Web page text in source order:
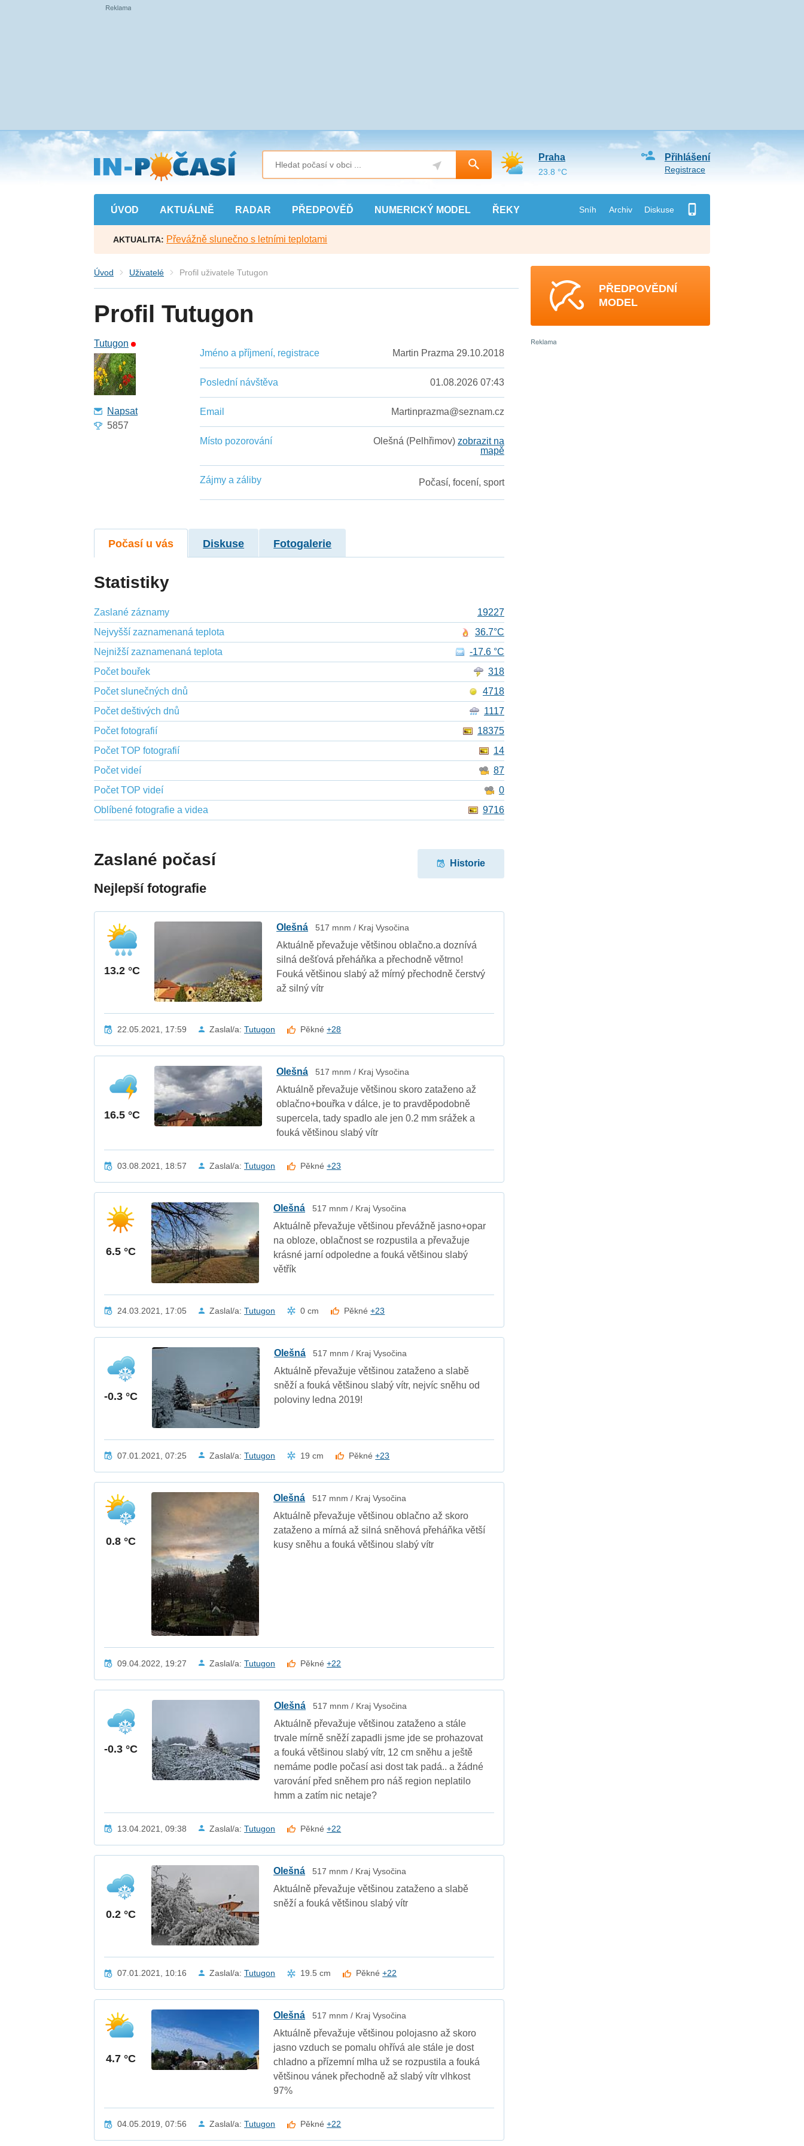
Přejít
na
hlavní
obsah
ÚVOD AKTUÁLNĚ RADAR PŘEDPOVĚĎ NUMERICKÝ MODEL ŘEKY Sníh Archiv Diskuse
Přihlášení
Registrace
Praha
23.8 °C
AKTUALITA: Převážně slunečno s letními teplotami
Úvod Uživatelé Profil uživatele Tutugon
Profil Tutugon
Tutugon
Napsat
5857
Jméno a příjmení, registrace Martin Prazma 29.10.2018
Poslední návštěva 01.08.2026 07:43
Email Martinprazma@seznam.cz
Místo pozorování Olešná (Pelhřimov) zobrazit na
mapě
Zájmy a záliby Počasí, focení, sport
Počasí u vás Diskuse Fotogalerie
Statistiky
Zaslané záznamy
19227
Nejvyšší zaznamenaná teplota
36.7°C
Nejnižší zaznamenaná teplota
-17.6 °C
Počet bouřek
318
Počet slunečných dnů
4718
Počet deštivých dnů
1117
Počet fotografií
18375
Počet TOP fotografií
14
Počet videí
87
Počet TOP videí
0
Oblíbené fotografie a videa
9716
Zaslané počasí
Nejlepší fotografie
Historie
13.2 °C
Olešná 517 mnm / Kraj Vysočina
Aktuálně převažuje většinou oblačno.a doznívá
silná dešťová přeháňka a přechodně větrno!
Fouká většinou slabý až mírný přechodně čerstvý
až silný vítr
22.05.2021, 17:59 Zaslal/a:Tutugon Pěkné+28
16.5 °C
Olešná 517 mnm / Kraj Vysočina
Aktuálně převažuje většinou skoro zataženo až
oblačno+bouřka v dálce, je to pravděpodobně
supercela, tady spadlo ale jen 0.2 mm srážek a
fouká většinou slabý vítr
03.08.2021, 18:57 Zaslal/a:Tutugon Pěkné+23
6.5 °C
Olešná 517 mnm / Kraj Vysočina
Aktuálně převažuje většinou převážně jasno+opar
na obloze, oblačnost se rozpustila a převažuje
krásné jarní odpoledne a fouká většinou slabý
větřík
24.03.2021, 17:05 Zaslal/a:Tutugon 0 cm Pěkné+23
-0.3 °C
Olešná 517 mnm / Kraj Vysočina
Aktuálně převažuje většinou zataženo a slabě
sněží a fouká většinou slabý vítr, nejvíc sněhu od
poloviny ledna 2019!
07.01.2021, 07:25 Zaslal/a:Tutugon 19 cm Pěkné+23
0.8 °C
Olešná 517 mnm / Kraj Vysočina
Aktuálně převažuje většinou oblačno až skoro
zataženo a mírná až silná sněhová přeháňka větší
kusy sněhu a fouká většinou slabý vítr
09.04.2022, 19:27 Zaslal/a:Tutugon Pěkné+22
-0.3 °C
Olešná 517 mnm / Kraj Vysočina
Aktuálně převažuje většinou zataženo a stále
trvale mírně sněží zapadli jsme jde se prohazovat
a fouká většinou slabý vítr, 12 cm sněhu a ještě
nemáme podle počasí asi dost tak padá.. a žádné
varování před sněhem pro náš region neplatilo
hmm a zatím nic netaje?
13.04.2021, 09:38 Zaslal/a:Tutugon Pěkné+22
0.2 °C
Olešná 517 mnm / Kraj Vysočina
Aktuálně převažuje většinou zataženo a slabě
sněží a fouká většinou slabý vítr
07.01.2021, 10:16 Zaslal/a:Tutugon 19.5 cm Pěkné+22
4.7 °C
Olešná 517 mnm / Kraj Vysočina
Aktuálně převažuje většinou polojasno až skoro
jasno vzduch se pomalu ohřívá ale stále je dost
chladno a přízemní mlha už se rozpustila a fouká
většinou vánek přechodně až slabý vítr vlhkost
97%
04.05.2019, 07:56 Zaslal/a:Tutugon Pěkné+22
PŘEDPOVĚDNÍ
MODEL